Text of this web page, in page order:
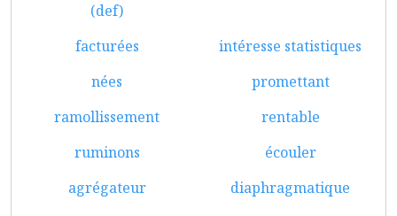
(def)
facturées
intéresse statistiques
nées
promettant
ramollissement
rentable
ruminons
écouler
agrégateur
diaphragmatique